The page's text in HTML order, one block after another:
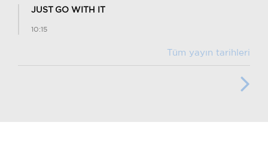
JUST GO WITH IT
10:15
Tüm yayın tarihleri